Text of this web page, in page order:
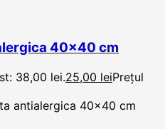
40×40 cm
38,00 lei.25,00 leiPrețul
antialergica 40x40 cm